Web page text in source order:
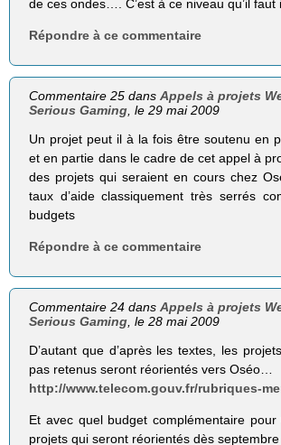
de ces ondes…. C’est à ce niveau qu’il faut
Répondre à ce commentaire
Commentaire 25 dansAppels à projets
Serious Gaming , le 29 mai 2009
Un projet peut il à la fois être soutenu en
et en partie dans le cadre de cet appel à
des projets qui seraient en cours chez
taux d’aide classiquement très serrés
budgets
Répondre à ce commentaire
Commentaire 24 dansAppels à projets
Serious Gaming , le 28 mai 2009
D’autant que d’après les textes, les
pas retenus seront réorientés vers Oséo…
http://www.telecom.gouv.fr/rubriques-
Et avec quel budget complémentaire
projets qui seront réorientés dès